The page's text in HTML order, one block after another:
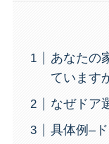
あなたの
ています
なぜドア
具体例–